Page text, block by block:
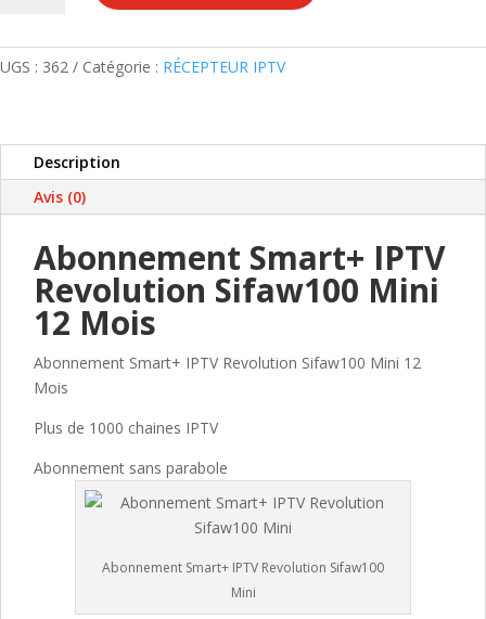
IPTV
MINI
MOIS
2026/27
UGS : 362 Catégorie : RÉCEPTEUR IPTV
Description
Avis (0)
Abonnement Smart+ IPTV
Revolution Sifaw100 Mini
12 Mois
Abonnement Smart+ IPTV Revolution Sifaw100 Mini 12
Mois
Plus de 1000 chaines IPTV
Abonnement sans parabole
Abonnement Smart+ IPTV Revolution Sifaw100
Mini